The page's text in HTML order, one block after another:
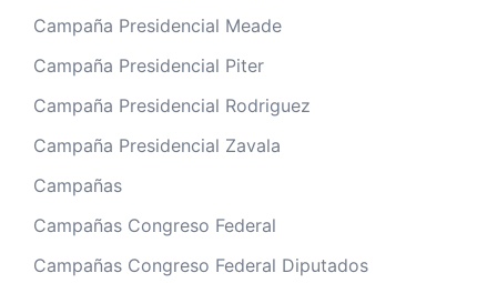
Campaña Presidencial Meade
Campaña Presidencial Piter
Campaña Presidencial Rodriguez
Campaña Presidencial Zavala
Campañas
Campañas Congreso Federal
Campañas Congreso Federal Diputados